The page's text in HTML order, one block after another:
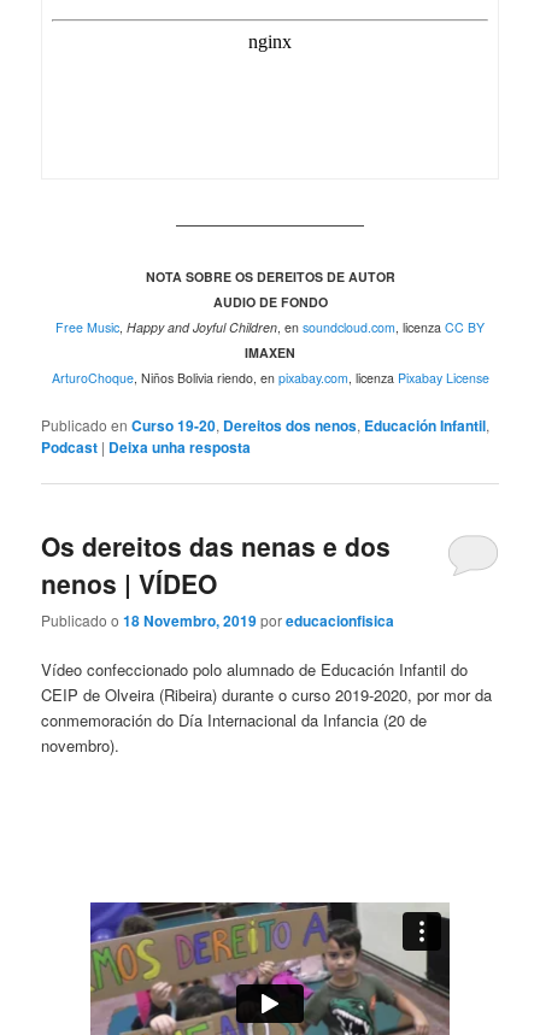
————————————
NOTA SOBRE OS DEREITOS DE AUTOR
AUDIO DE FONDO
Free Music Happy and Joyful Children , en soundcloud.com , licenza CC BY
IMAXEN
ArturoChoque, Niños Bolivia riendo, en pixabay.com , licenza Pixabay License
Publicado en Curso 19-20, Dereitos dos nenos, Educación Infantil,
Podcast | Deixa unha resposta
Os dereitos das nenas e dos
nenos | VÍDEO
Publicado o18 Novembro, 2019poreducacionfisica
Vídeo confeccionado polo alumnado de Educación Infantil do
CEIP de Olveira (Ribeira) durante o curso 2019-2020, por mor da
conmemoración do Día Internacional da Infancia (20 de
novembro).